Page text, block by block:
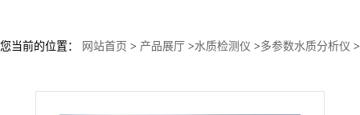
您当前的位置： 网站首页 > 产品展厅 >水质检测仪 >多参数水质分析仪 >